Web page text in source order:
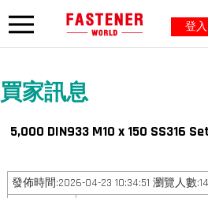
登入
買家訊息
5,000 DIN933 M10 x 150 SS316
發佈時間:2026-04-23 10:34:51 瀏覽人數